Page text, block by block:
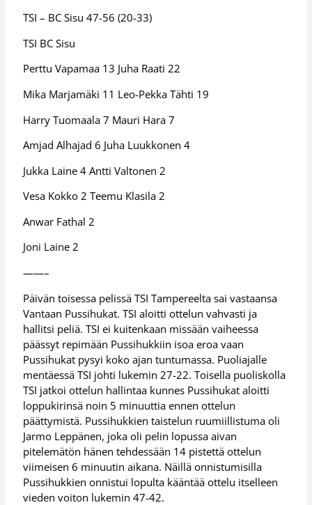
TSI – BC Sisu 47-56 (20-33)
TSI BC Sisu
Perttu Vapamaa 13 Juha Raati 22
Mika Marjamäki 11 Leo-Pekka Tähti 19
Harry Tuomaala 7 Mauri Hara 7
Amjad Alhajad 6 Juha Luukkonen 4
Jukka Laine 4 Antti Valtonen 2
Vesa Kokko 2 Teemu Klasila 2
Anwar Fathal 2
Joni Laine 2
——–
Päivän toisessa pelissä TSI Tampereelta sai vastaansa
Vantaan Pussihukat. TSI aloitti ottelun vahvasti ja
hallitsi peliä. TSI ei kuitenkaan missään vaiheessa
päässyt repimään Pussihukkiin isoa eroa vaan
Pussihukat pysyi koko ajan tuntumassa. Puoliajalle
mentäessä TSI johti lukemin 27-22. Toisella puoliskolla
TSI jatkoi ottelun hallintaa kunnes Pussihukat aloitti
loppukirinsä noin 5 minuuttia ennen ottelun
päättymistä. Pussihukkien taistelun ruumiillistuma oli
Jarmo Leppänen, joka oli pelin lopussa aivan
pitelemätön hänen tehdessään 14 pistettä ottelun
viimeisen 6 minuutin aikana. Näillä onnistumisilla
Pussihukkien onnistui lopulta kääntää ottelu itselleen
vieden voiton lukemin 47-42.